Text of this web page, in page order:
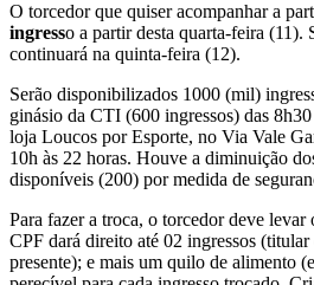
O torcedor que quiser acompanhar a
ingresso a partir desta quarta-feira (11).
continuará na quinta-feira (12).
Serão disponibilizados 1000 (mil)
ginásio da CTI (600 ingressos) das
loja Loucos por Esporte, no Via Vale
10h às 22 horas. Houve a diminuição
disponíveis (200) por medida de
Para fazer a troca, o torcedor deve levar
CPF dará direito até 02 ingressos
presente); e mais um quilo de alimento